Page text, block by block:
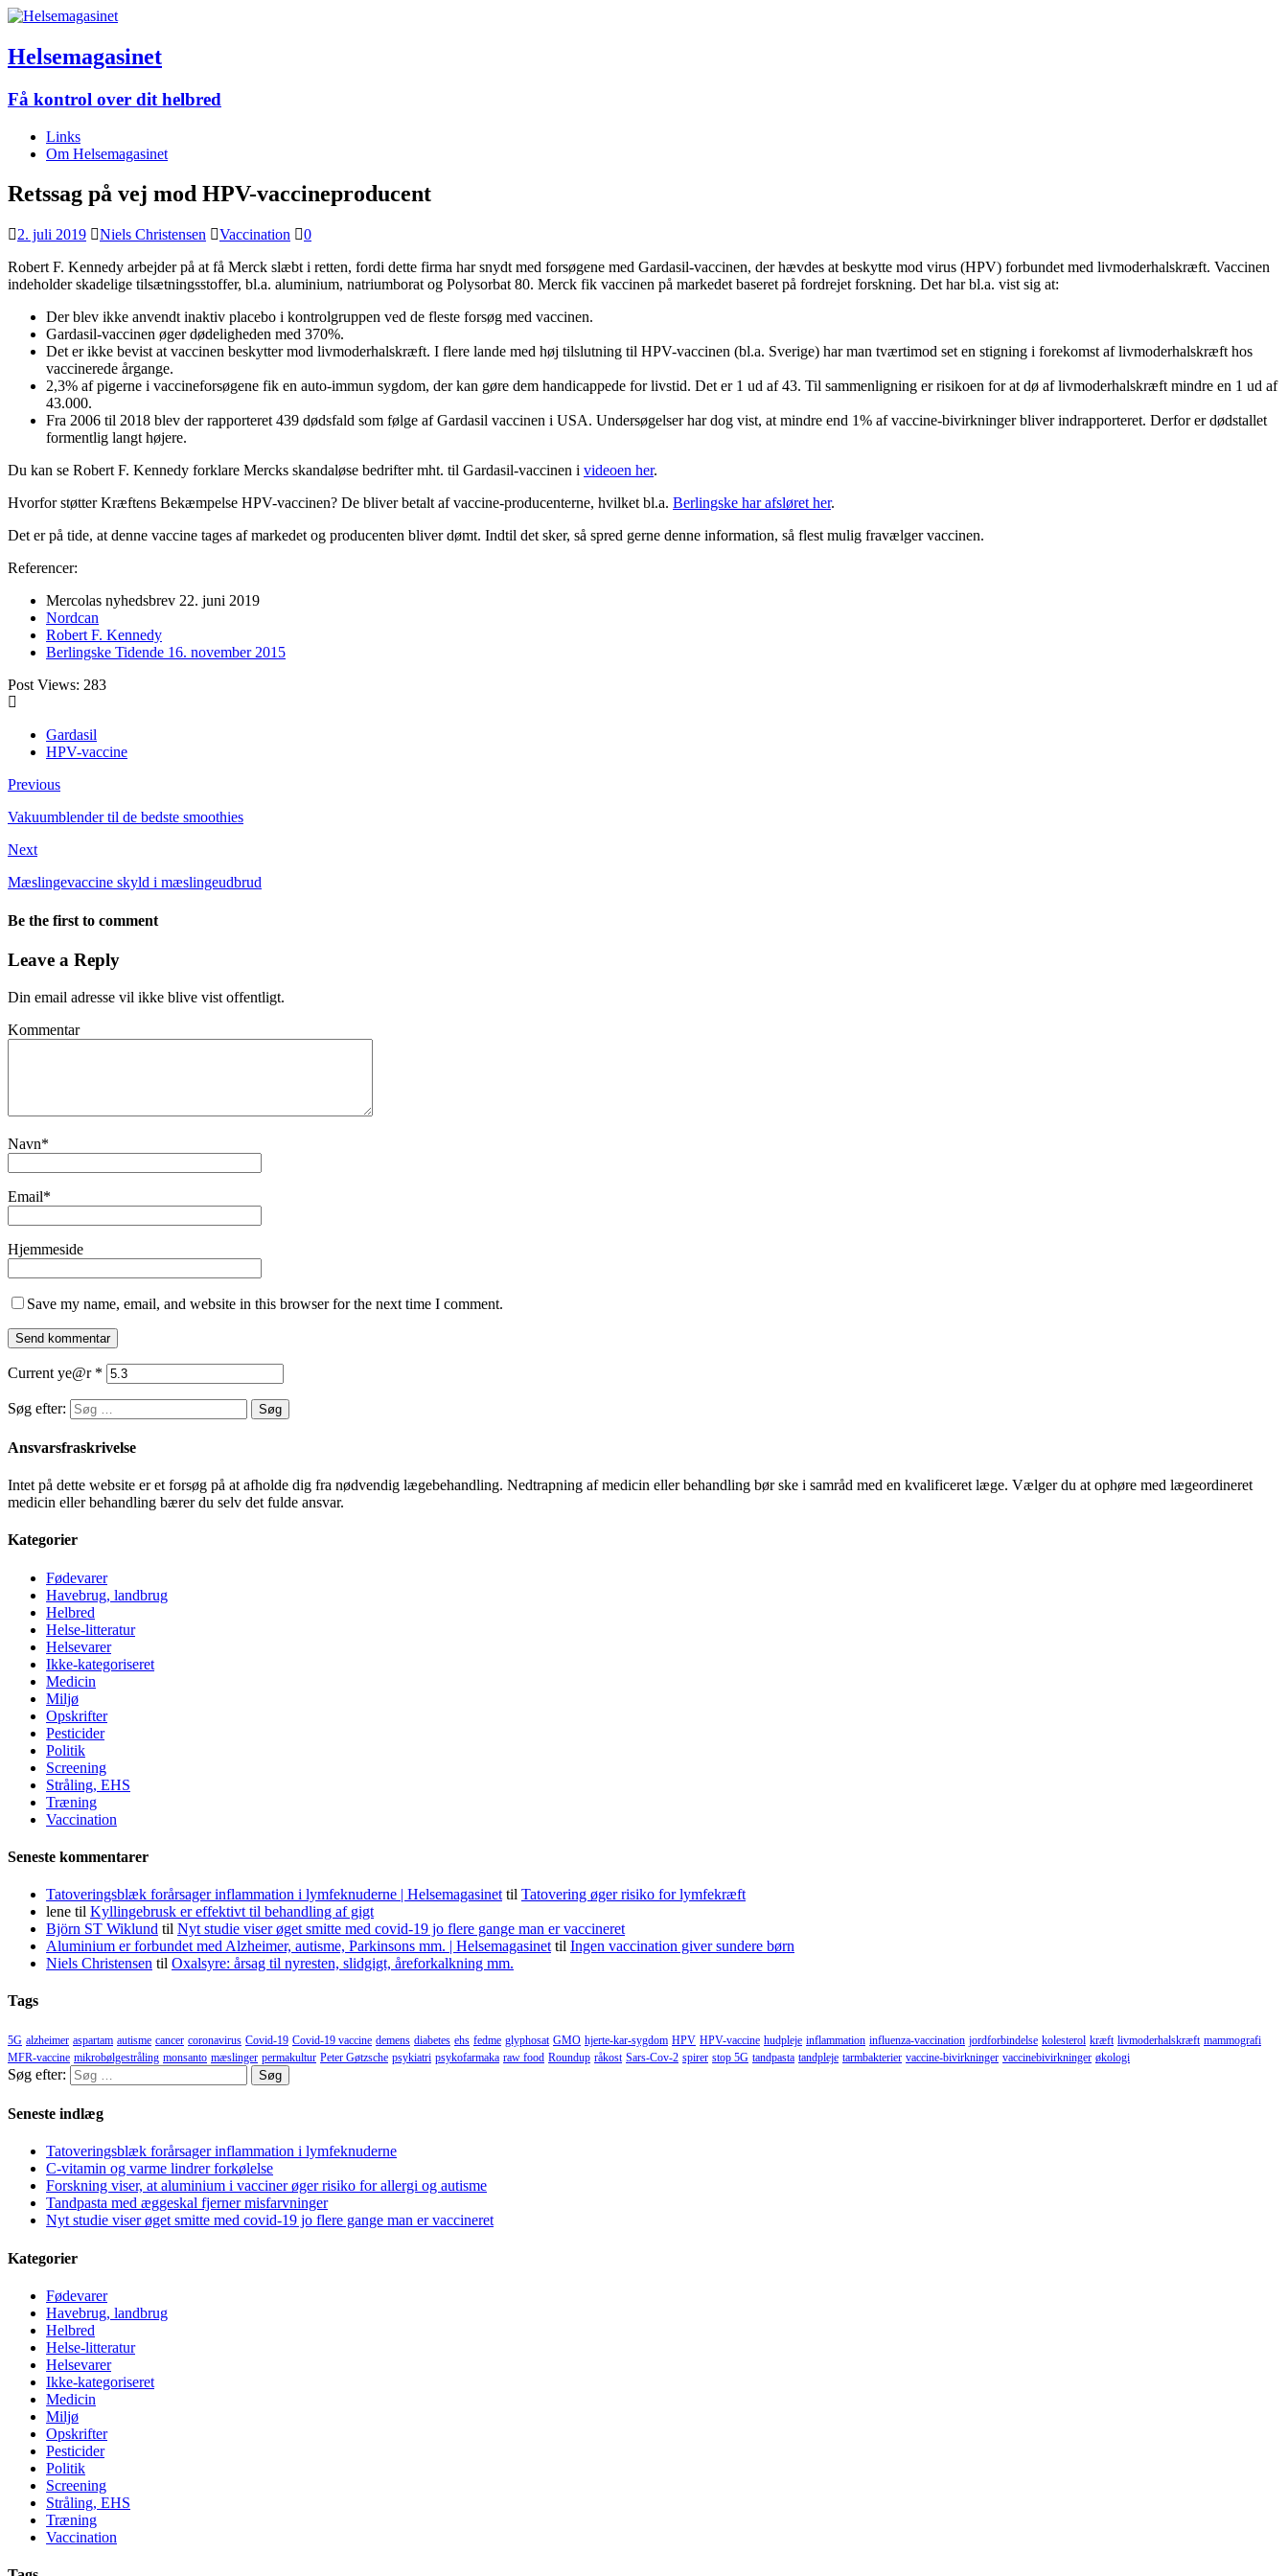
Helsemagasinet
Få kontrol over dit helbred
Links
Om Helsemagasinet
Retssag på vej mod HPV-vaccineproducent
2. juli 2019 Niels Christensen Vaccination
0
Robert F. Kennedy arbejder på at få Merck slæbt i retten, fordi dette firma har snydt med forsøgene med Gardasil-vaccinen, der hævdes at beskytte mod virus (HPV) forbundet med livmoderhalskræft. Vaccinen
indeholder skadelige tilsætningsstoffer, bl.a. aluminium, natriumborat og Polysorbat 80. Merck fik vaccinen på markedet baseret på fordrejet forskning. Det har bl.a. vist sig at:
Der blev ikke anvendt inaktiv placebo i kontrolgruppen ved de fleste forsøg med vaccinen.
Gardasil-vaccinen øger dødeligheden med 370%.
Det er ikke bevist at vaccinen beskytter mod livmoderhalskræft. I flere lande med høj tilslutning til HPV-vaccinen (bl.a. Sverige) har man tværtimod set en stigning i forekomst af livmoderhalskræft hos
vaccinerede årgange.
2,3% af pigerne i vaccineforsøgene fik en auto-immun sygdom, der kan gøre dem handicappede for livstid. Det er 1 ud af 43. Til sammenligning er risikoen for at dø af livmoderhalskræft mindre en 1 ud af
43.000.
Fra 2006 til 2018 blev der rapporteret 439 dødsfald som følge af Gardasil vaccinen i USA. Undersøgelser har dog vist, at mindre end 1% af vaccine-bivirkninger bliver indrapporteret. Derfor er dødstallet
formentlig langt højere.
Du kan se Robert F. Kennedy forklare Mercks skandaløse bedrifter mht. til Gardasil-vaccinen i videoen her.
Hvorfor støtter Kræftens Bekæmpelse HPV-vaccinen? De bliver betalt af vaccine-producenterne, hvilket bl.a. Berlingske har afsløret her.
Det er på tide, at denne vaccine tages af markedet og producenten bliver dømt. Indtil det sker, så spred gerne denne information, så flest mulig fravælger vaccinen.
Referencer:
Mercolas nyhedsbrev 22. juni 2019
Nordcan
Robert F. Kennedy
Berlingske Tidende 16. november 2015
Post Views: 283
Gardasil
HPV-vaccine
Previous
Vakuumblender til de bedste smoothies
Next
Mæslingevaccine skyld i mæslingeudbrud
Be the first to comment
Leave a Reply
Din email adresse vil ikke blive vist offentligt.
Kommentar
Navn*
Email*
Hjemmeside
Save my name, email, and website in this browser for the next time I comment.
Current ye@r *
Søg efter:
Ansvarsfraskrivelse
Intet på dette website er et forsøg på at afholde dig fra nødvendig lægebehandling. Nedtrapning af medicin eller behandling bør ske i samråd med en kvalificeret læge. Vælger du at ophøre med lægeordineret
medicin eller behandling bærer du selv det fulde ansvar.
Kategorier
Fødevarer
Havebrug, landbrug
Helbred
Helse-litteratur
Helsevarer
Ikke-kategoriseret
Medicin
Miljø
Opskrifter
Pesticider
Politik
Screening
Stråling, EHS
Træning
Vaccination
Seneste kommentarer
Tatoveringsblæk forårsager inflammation i lymfeknuderne | Helsemagasinet til Tatovering øger risiko for lymfekræft
lene til Kyllingebrusk er effektivt til behandling af gigt
Björn ST Wiklund til Nyt studie viser øget smitte med covid-19 jo flere gange man er vaccineret
Aluminium er forbundet med Alzheimer, autisme, Parkinsons mm. | Helsemagasinet til Ingen vaccination giver sundere børn
Niels Christensen til Oxalsyre: årsag til nyresten, slidgigt, åreforkalkning mm.
Tags
5G alzheimer aspartam autisme cancer coronavirus Covid-19 Covid-19 vaccine demens diabetes ehs fedme glyphosat GMO hjerte-kar-sygdom HPV HPV-vaccine hudpleje inflammation influenza-vaccination jordforbindelse kolesterol kræft livmoderhalskræft mammografi
MFR-vaccine mikrobølgestråling monsanto mæslinger permakultur Peter Gøtzsche psykiatri psykofarmaka raw food Roundup råkost Sars-Cov-2 spirer stop 5G tandpasta tandpleje tarmbakterier vaccine-bivirkninger vaccinebivirkninger økologi
Søg efter:
Seneste indlæg
Tatoveringsblæk forårsager inflammation i lymfeknuderne
C-vitamin og varme lindrer forkølelse
Forskning viser, at aluminium i vacciner øger risiko for allergi og autisme
Tandpasta med æggeskal fjerner misfarvninger
Nyt studie viser øget smitte med covid-19 jo flere gange man er vaccineret
Kategorier
Fødevarer
Havebrug, landbrug
Helbred
Helse-litteratur
Helsevarer
Ikke-kategoriseret
Medicin
Miljø
Opskrifter
Pesticider
Politik
Screening
Stråling, EHS
Træning
Vaccination